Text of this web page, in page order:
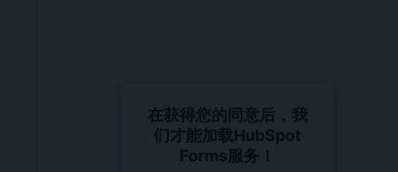
在获得您的同意后，我
们才能加载HubSpot
Forms服务！